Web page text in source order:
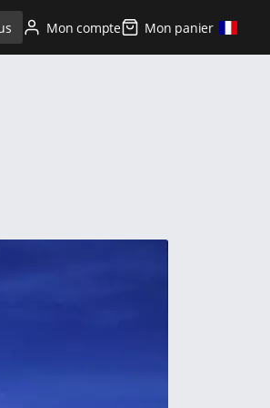
Mon compte Mon panier